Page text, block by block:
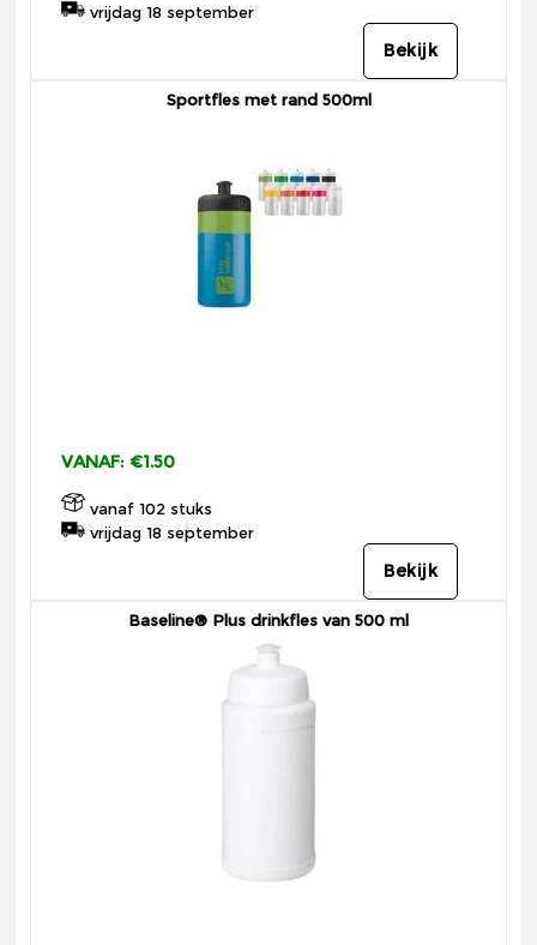
vrijdag 18 september
Bekijk
Sportfles met rand 500ml
VANAF: €1.50
vanaf 102 stuks
vrijdag 18 september
Bekijk
Baseline® Plus drinkfles van 500 ml